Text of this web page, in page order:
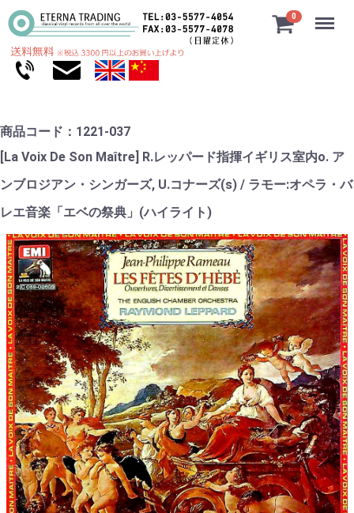
0 Menu
商品コード：1221-037
[La Voix De Son Maître] R.レッパード指揮イギリス室内o. ア
ンブロジアン・シンガーズ, U.コナーズ(s) / ラモー:オペラ・バ
レエ音楽「エベの祭典」(ハイライト)